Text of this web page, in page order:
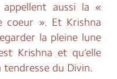
aussi la «
coeur ». Et Krishna
la pleine lune
Krishna et qu’elle
tendresse du Divin.